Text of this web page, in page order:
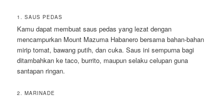
1. SAUS PEDAS
Kamu dapat membuat saus pedas yang lezat dengan
mencampurkan Mount Mazuma Habanero bersama bahan-bahan
mirip tomat, bawang putih, dan cuka. Saus ini sempurna bagi
ditambahkan ke taco, burrito, maupun selaku celupan guna
santapan ringan.
2. MARINADE